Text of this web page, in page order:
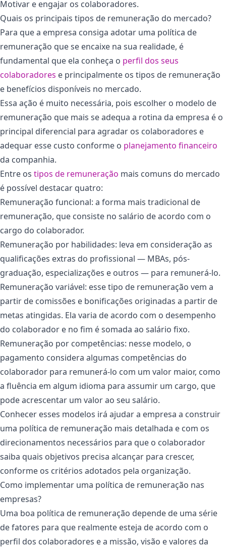
Motivar e engajar os colaboradores.
Quais os principais tipos de remuneração do mercado?
Para que a empresa consiga adotar uma política de
remuneração que se encaixe na sua realidade, é
fundamental que ela conheça o perfil dos seus
colaboradores e principalmente os tipos de remuneração
e benefícios disponíveis no mercado.
Essa ação é muito necessária, pois escolher o modelo de
remuneração que mais se adequa a rotina da empresa é o
principal diferencial para agradar os colaboradores e
adequar esse custo conforme o planejamento financeiro
da companhia.
Entre os tipos de remuneração mais comuns do mercado
é possível destacar quatro:
Remuneração funcional: a forma mais tradicional de
remuneração, que consiste no salário de acordo com o
cargo do colaborador.
Remuneração por habilidades: leva em consideração as
qualificações extras do profissional — MBAs, pós-
graduação, especializações e outros — para remunerá-lo.
Remuneração variável: esse tipo de remuneração vem a
partir de comissões e bonificações originadas a partir de
metas atingidas. Ela varia de acordo com o desempenho
do colaborador e no fim é somada ao salário fixo.
Remuneração por competências: nesse modelo, o
pagamento considera algumas competências do
colaborador para remunerá-lo com um valor maior, como
a fluência em algum idioma para assumir um cargo, que
pode acrescentar um valor ao seu salário.
Conhecer esses modelos irá ajudar a empresa a construir
uma política de remuneração mais detalhada e com os
direcionamentos necessários para que o colaborador
saiba quais objetivos precisa alcançar para crescer,
conforme os critérios adotados pela organização.
Como implementar uma política de remuneração nas
empresas?
Uma boa política de remuneração depende de uma série
de fatores para que realmente esteja de acordo com o
perfil dos colaboradores e a missão, visão e valores da